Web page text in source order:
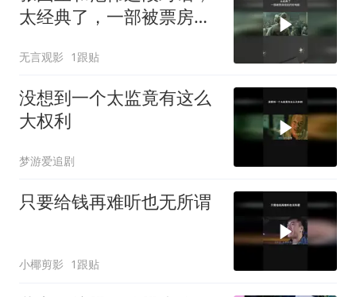
太经典了，一部被票房低
无言观影 1跟贴
没想到一个太监竟有这么
大权利
梦游爱追剧
只要给钱再难听也无所谓
小椰剪影 1跟贴